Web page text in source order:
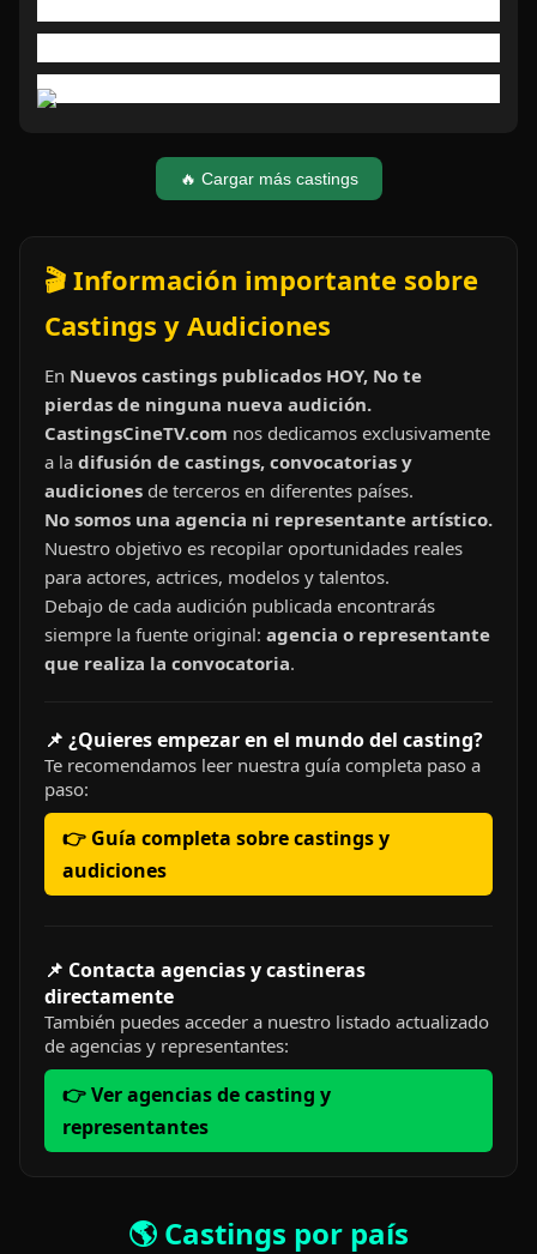
🔥 Cargar más castings
🎬 Información importante sobre
Castings y Audiciones
En Nuevos castings publicados HOY, No te
pierdas de ninguna nueva audición.
CastingsCineTV.com nos dedicamos exclusivamente
a la difusión de castings, convocatorias y
audiciones de terceros en diferentes países.
No somos una agencia ni representante artístico.
Nuestro objetivo es recopilar oportunidades reales
para actores, actrices, modelos y talentos.
Debajo de cada audición publicada encontrarás
siempre la fuente original: agencia o representante
que realiza la convocatoria.
📌 ¿Quieres empezar en el mundo del casting?
Te recomendamos leer nuestra guía completa paso a
paso:
👉 Guía completa sobre castings y
audiciones
📌 Contacta agencias y castineras
directamente
También puedes acceder a nuestro listado actualizado
de agencias y representantes:
👉 Ver agencias de casting y
representantes
🌎 Castings por país